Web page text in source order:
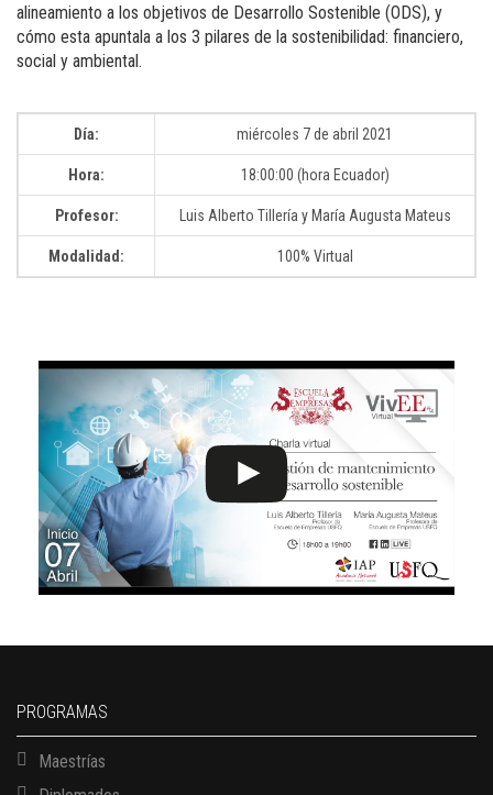
alineamiento a los objetivos de Desarrollo Sostenible (ODS), y
cómo esta apuntala a los 3 pilares de la sostenibilidad: financiero,
social y ambiental.
Día: miércoles 7 de abril 2021
Hora: 18:00:00 (hora Ecuador)
Profesor: Luis Alberto Tillería y María Augusta Mateus
Modalidad: 100% Virtual
PROGRAMAS
Maestrías